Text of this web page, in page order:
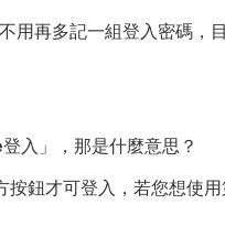
用再多記一組登入密碼
入」，那是什麼意思？
鈕才可登入，若您想使